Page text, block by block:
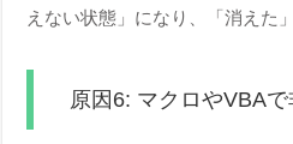
えない状態」になり、「消えた
原因6: マクロやVBA